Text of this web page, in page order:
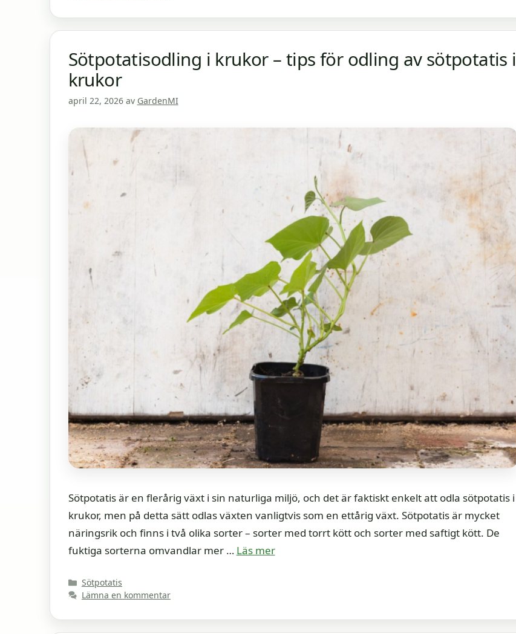
Sötpotatisodling i krukor – tips för odling av sötpotatis i
krukor
april 22, 2026 av GardenMI
Sötpotatis är en flerårig växt i sin naturliga miljö, och det är faktiskt enkelt att odla sötpotatis i
krukor, men på detta sätt odlas växten vanligtvis som en ettårig växt. Sötpotatis är mycket
näringsrik och finns i två olika sorter – sorter med torrt kött och sorter med saftigt kött. De
fuktiga sorterna omvandlar mer … Läs mer
Kategorier
Sötpotatis
Lämna en kommentar